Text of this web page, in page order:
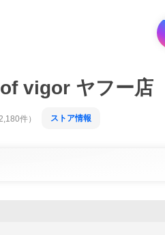
vigor ヤフー店
2,180件） ストア情報